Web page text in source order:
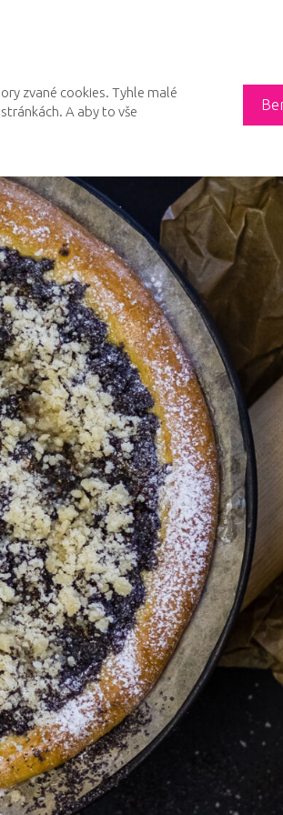
zvané cookies. Tyhle malé
A aby to vše